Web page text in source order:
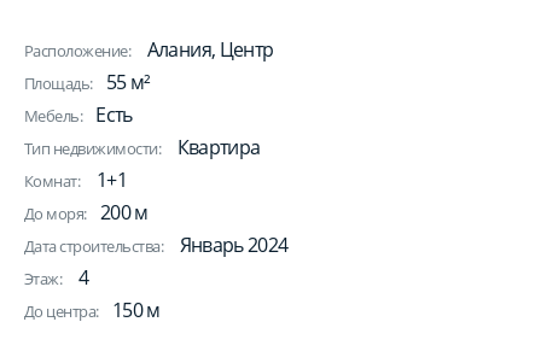
Расположение: Алания, Центр
Площадь: 55 м²
Мебель: Есть
Тип недвижимости: Квартира
Комнат: 1+1
До моря: 200 м
Дата строительства: Январь 2024
Этаж: 4
До центра: 150 м